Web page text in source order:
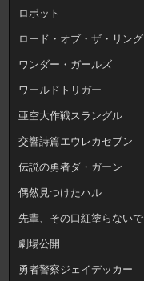
ロボット
ロード・オブ・ザ・リング
ワンダー・ガールズ
ワールドトリガー
亜空大作戦スラングル
交響詩篇エウレカセブン
伝説の勇者ダ・ガーン
偶然見つけたハル
先輩、その口紅塗らないで
劇場公開
勇者警察ジェイデッカー